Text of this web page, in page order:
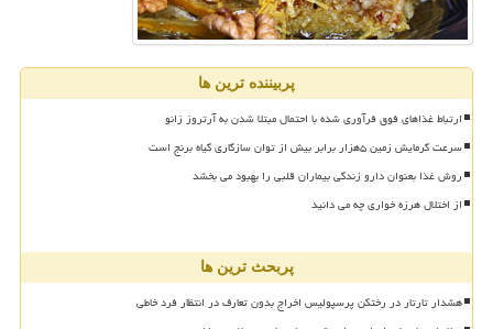
پربیننده ترین ها
ارتباط غذاهای فوق فرآوری شده با احتمال مبتلا شدن به آرتروز زانو
سرعت گرمایش زمین ۵هزار برابر بیش از توان سازگاری گیاه برنج است
روش غذا بعنوان دارو زندگی بیماران قلبی را بهبود می بخشد
از اختلال هرزه خواری چه می دانید
پربحث ترین ها
هشدار تارتار در رختکن پرسپولیس اخراج بدون تعارف در انتظار فرد خاطی